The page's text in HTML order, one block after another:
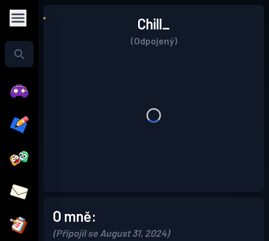
Chill_
(Odpojený)
O mně:
(Připojil se August 31, 2024)